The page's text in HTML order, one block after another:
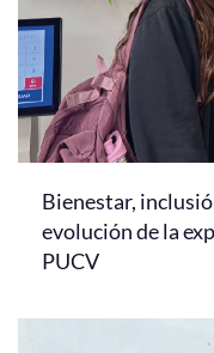
Bienestar,
evolución de la
PUCV